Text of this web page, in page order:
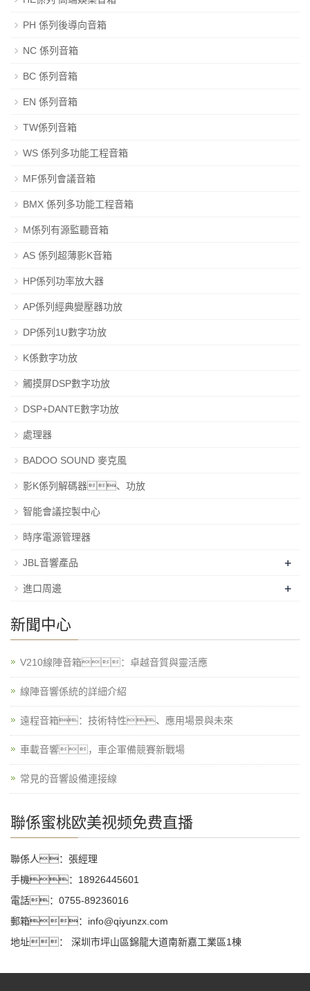
PH 係列後導向音箱
NC 係列音箱
BC 係列音箱
EN 係列音箱
TW係列音箱
WS 係列多功能工程音箱
MF係列會議音箱
BMX 係列多功能工程音箱
M係列有源監聽音箱
AS 係列超薄影K音箱
HP係列功率放大器
AP係列經典變壓器功放
DP係列1U數字功放
K係數字功放
觸摸屏DSP數字功放
DSP+DANTE數字功放
處理器
BADOO SOUND 麥克風
影K係列解碼器、功放
智能會議控製中心
時序電源管理器
JBL音響產品 +
進口周邊 +
新聞中心
V210線陣音箱：卓越音質與靈活應
線陣音響係統的詳細介紹
遠程音箱：技術特性、應用場景與未來
車載音響，車企軍備競賽新戰場
常見的音響設備連接線
聯係蜜桃欧美视频免费直播
聯係人：張經理
手機：18926445601
電話：0755-89236016
郵箱：info@qiyunzx.com
地址： 深圳市坪山區錦龍大道南新嘉工業區1棟